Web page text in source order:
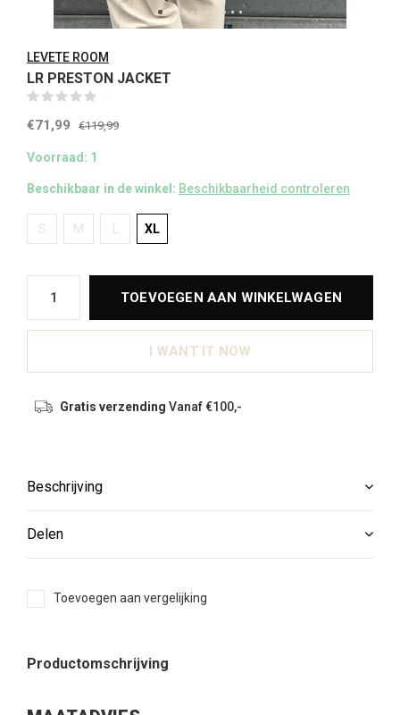
LEVETE ROOM
LR PRESTON JACKET
€71,99 €119,99
Voorraad: 1
Beschikbaar in de winkel: Beschikbaarheid controleren
S M XL
TOEVOEGEN AAN WINKELWAGEN
I WANT IT NOW
Gratis verzending Vanaf €100,-
Beschrijving
Delen
Toevoegen aan vergelijking
Productomschrijving